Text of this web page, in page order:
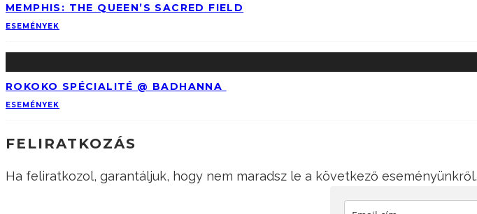
MEMPHIS: THE QUEEN’S SACRED FIELD
ESEMÉNYEK
ROKOKO SPÉCIALITÉ @ BADHANNA
ESEMÉNYEK
FELIRATKOZÁS
Ha feliratkozol, garantáljuk, hogy nem maradsz le a következő eseményünkről.